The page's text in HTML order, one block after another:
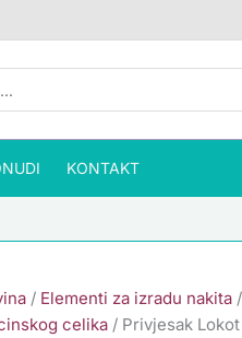
KONTAKT
/ Elementi za izradu nakita/
celika/ Privjesak